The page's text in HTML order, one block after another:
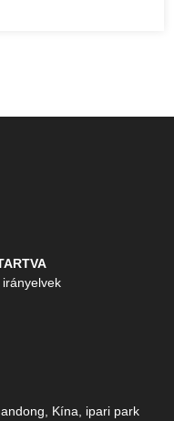
Kína, ipari park